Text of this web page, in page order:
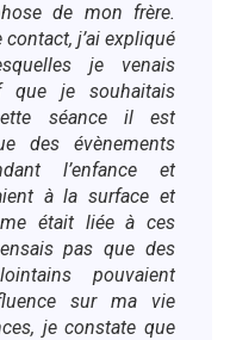
de mon frère.
j’ai expliqué
je venais
que je souhaitais
séance il est
des évènements
l’enfance et
à la surface et
était liée à ces
pas que des
pouvaient
sur ma vie
je constate que